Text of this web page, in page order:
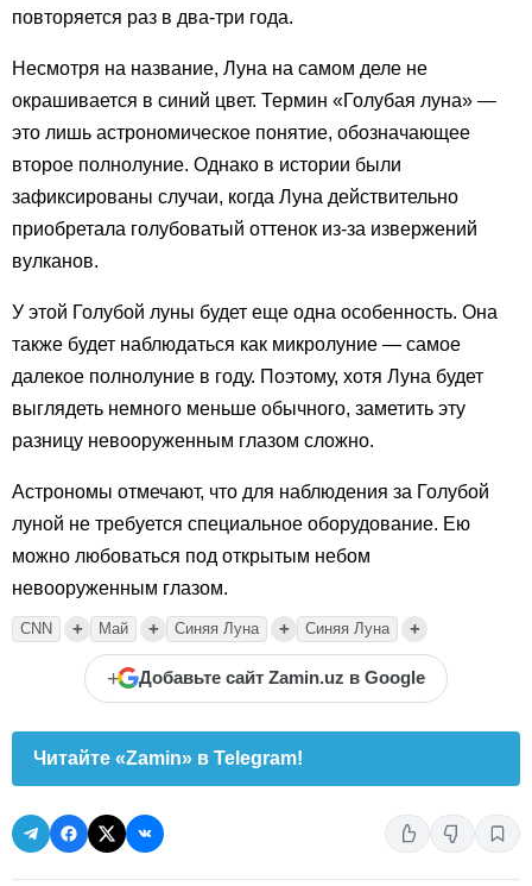
повторяется раз в два-три года.
Несмотря на название, Луна на самом деле не
окрашивается в синий цвет. Термин «Голубая луна» —
это лишь астрономическое понятие, обозначающее
второе полнолуние. Однако в истории были
зафиксированы случаи, когда Луна действительно
приобретала голубоватый оттенок из-за извержений
вулканов.
У этой Голубой луны будет еще одна особенность. Она
также будет наблюдаться как микролуние — самое
далекое полнолуние в году. Поэтому, хотя Луна будет
выглядеть немного меньше обычного, заметить эту
разницу невооруженным глазом сложно.
Астрономы отмечают, что для наблюдения за Голубой
луной не требуется специальное оборудование. Ею
можно любоваться под открытым небом
невооруженным глазом.
CNN + Май + Синяя Луна + Синяя Луна +
+ Добавьте сайт Zamin.uz в Google
Читайте «Zamin» в Telegram!